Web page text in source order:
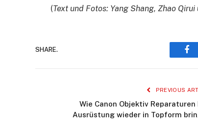
(Text und Fotos: Yang Shang, Zhao Qirui
SHARE.
PREVIOUS
Wie Canon Objektiv Reparaturen
Ausrüstung wieder in Topform